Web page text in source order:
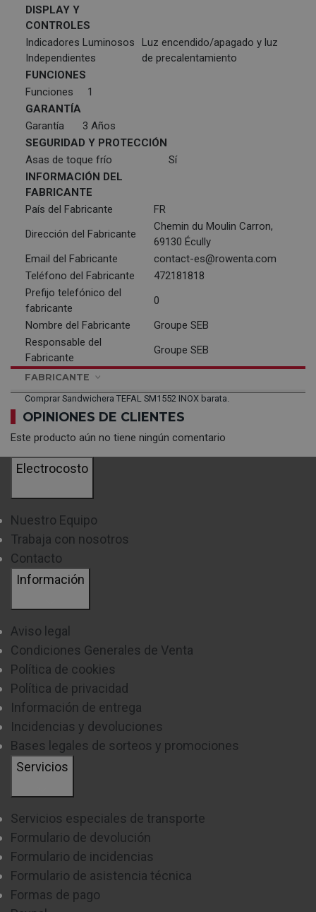
DISPLAY Y
CONTROLES
Indicadores Luminosos
Independientes
Luz encendido/apagado y luz
de precalentamiento
FUNCIONES
Funciones
1
GARANTÍA
Garantía
3 Años
SEGURIDAD Y PROTECCIÓN
Asas de toque frío
Sí
INFORMACIÓN DEL
FABRICANTE
País del Fabricante
FR
Dirección del Fabricante
Chemin du Moulin Carron,
69130 Écully
Email del Fabricante
contact-es@rowenta.com
Teléfono del Fabricante
472181818
Prefijo telefónico del
fabricante
0
Nombre del Fabricante
Groupe SEB
Responsable del
Fabricante
Groupe SEB
FABRICANTE
Comprar Sandwichera TEFAL SM1552 INOX barata.
OPINIONES DE CLIENTES
Este producto aún no tiene ningún comentario
Electrocosto
Nuestro Equipo
Trabaja con nosotros
Contacto
Información
Aviso legal
Condiciones Generales de Venta
Política de cookies
Política de privacidad
Información de entrega
Incidencias y devoluciones
Bases legales de sorteos y promociones
Servicios
Servicios especiales de transporte
Formulario de devolución
Formulario de incidencias
Formulario de asistencia técnica
Formas de pago